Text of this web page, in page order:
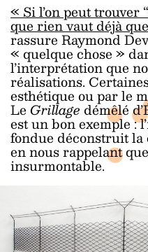
« Si l’on peut trouver
que rien vaut déjà
rassure Raymond
« quelque chose »
l’interprétation que
réalisations.
esthétique ou par le
LeGrillage démêlé
est un bon exemple :
fondue déconstruit
en nous rappelant
insurmontable.